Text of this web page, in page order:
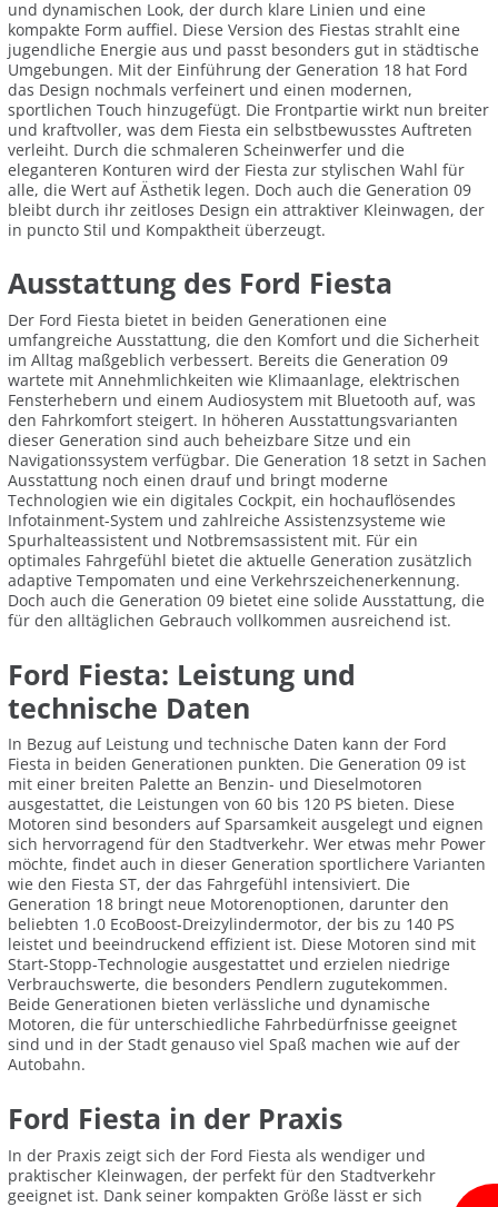
und dynamischen Look, der durch klare Linien und eine
kompakte Form auffiel. Diese Version des Fiestas strahlt eine
jugendliche Energie aus und passt besonders gut in städtische
Umgebungen. Mit der Einführung der Generation 18 hat Ford
das Design nochmals verfeinert und einen modernen,
sportlichen Touch hinzugefügt. Die Frontpartie wirkt nun breiter
und kraftvoller, was dem Fiesta ein selbstbewusstes Auftreten
verleiht. Durch die schmaleren Scheinwerfer und die
eleganteren Konturen wird der Fiesta zur stylischen Wahl für
alle, die Wert auf Ästhetik legen. Doch auch die Generation 09
bleibt durch ihr zeitloses Design ein attraktiver Kleinwagen, der
in puncto Stil und Kompaktheit überzeugt.
Ausstattung des Ford Fiesta
Der Ford Fiesta bietet in beiden Generationen eine
umfangreiche Ausstattung, die den Komfort und die Sicherheit
im Alltag maßgeblich verbessert. Bereits die Generation 09
wartete mit Annehmlichkeiten wie Klimaanlage, elektrischen
Fensterhebern und einem Audiosystem mit Bluetooth auf, was
den Fahrkomfort steigert. In höheren Ausstattungsvarianten
dieser Generation sind auch beheizbare Sitze und ein
Navigationssystem verfügbar. Die Generation 18 setzt in Sachen
Ausstattung noch einen drauf und bringt moderne
Technologien wie ein digitales Cockpit, ein hochauflösendes
Infotainment-System und zahlreiche Assistenzsysteme wie
Spurhalteassistent und Notbremsassistent mit. Für ein
optimales Fahrgefühl bietet die aktuelle Generation zusätzlich
adaptive Tempomaten und eine Verkehrszeichenerkennung.
Doch auch die Generation 09 bietet eine solide Ausstattung, die
für den alltäglichen Gebrauch vollkommen ausreichend ist.
Ford Fiesta: Leistung und
technische Daten
In Bezug auf Leistung und technische Daten kann der Ford
Fiesta in beiden Generationen punkten. Die Generation 09 ist
mit einer breiten Palette an Benzin- und Dieselmotoren
ausgestattet, die Leistungen von 60 bis 120 PS bieten. Diese
Motoren sind besonders auf Sparsamkeit ausgelegt und eignen
sich hervorragend für den Stadtverkehr. Wer etwas mehr Power
möchte, findet auch in dieser Generation sportlichere Varianten
wie den Fiesta ST, der das Fahrgefühl intensiviert. Die
Generation 18 bringt neue Motorenoptionen, darunter den
beliebten 1.0 EcoBoost-Dreizylindermotor, der bis zu 140 PS
leistet und beeindruckend effizient ist. Diese Motoren sind mit
Start-Stopp-Technologie ausgestattet und erzielen niedrige
Verbrauchswerte, die besonders Pendlern zugutekommen.
Beide Generationen bieten verlässliche und dynamische
Motoren, die für unterschiedliche Fahrbedürfnisse geeignet
sind und in der Stadt genauso viel Spaß machen wie auf der
Autobahn.
Ford Fiesta in der Praxis
In der Praxis zeigt sich der Ford Fiesta als wendiger und
praktischer Kleinwagen, der perfekt für den Stadtverkehr
geeignet ist. Dank seiner kompakten Größe lässt er sich